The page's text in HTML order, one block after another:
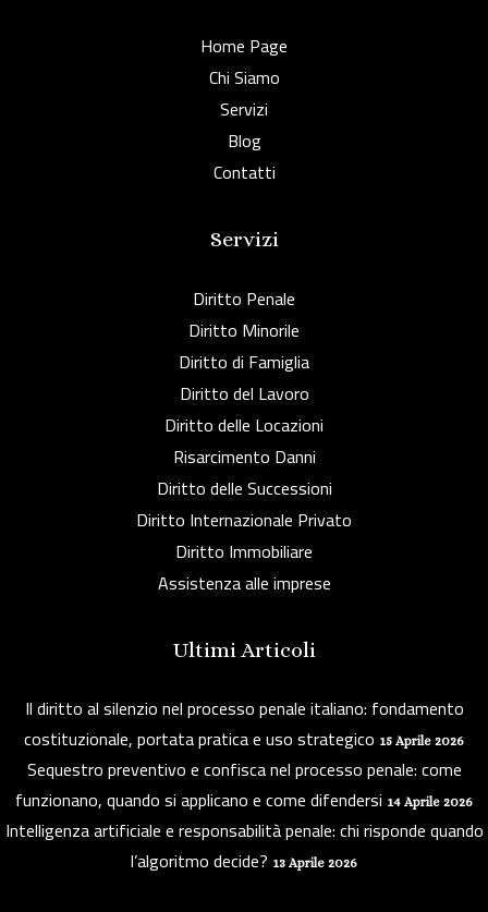
Home Page
Chi Siamo
Servizi
Blog
Contatti
Servizi
Diritto Penale
Diritto Minorile
Diritto di Famiglia
Diritto del Lavoro
Diritto delle Locazioni
Risarcimento Danni
Diritto delle Successioni
Diritto Internazionale Privato
Diritto Immobiliare
Assistenza alle imprese
Ultimi Articoli
Il diritto al silenzio nel processo penale italiano: fondamento
costituzionale, portata pratica e uso strategico 15 Aprile 2026
Sequestro preventivo e confisca nel processo penale: come
funzionano, quando si applicano e come difendersi 14 Aprile 2026
Intelligenza artificiale e responsabilità penale: chi risponde quando
l’algoritmo decide? 13 Aprile 2026